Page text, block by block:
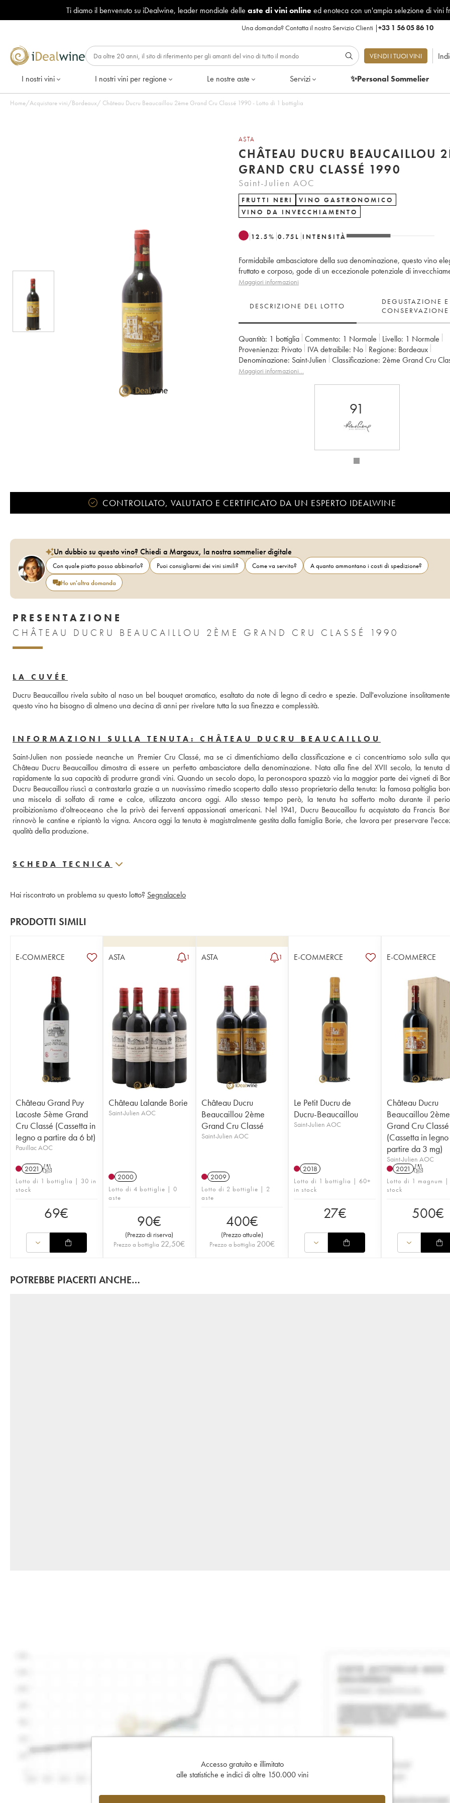
Ti diamo il benvenuto su iDealwine, leader mondiale delle aste di vini onlineed enoteca con un'ampia selezione di vini
Una domanda?Contatta il nostro Servizio Clienti |+33 1 56 05 86 10
VENDI I TUOI VINI
I nostri vini I nostri vini per regione Le nostre aste Servizi ✨Personal Sommelier
Home/Acquistare vini/Bordeaux/ Château Ducru Beaucaillou 2ème Grand Cru Classé 1990 - Lotto di 1 bottiglia
ASTA
CHÂTEAU DUCRU BEAUCAILLOU
GRAND CRU CLASSÉ 1990
Saint-Julien AOC
FRUTTI NERI
VINO GASTRONOMICO
VINO DA INVECCHIAMENTO
12.5% 0.75 L INTENSITÀ
Formidabile ambasciatore della sua denominazione, questo vino
fruttato e corposo, gode di un eccezionale potenziale di
Maggiori informazioni
DESCRIZIONE DEL LOTTO
DEGUSTAZIONE E
CONSERVAZIONE
Quantità: 1 bottiglia Commento: 1 Normale Livello: 1 Normale
Provenienza:
privato IVA detraibile: no Regione:
Bordeaux
Denominazione:
Saint-Julien Classificazione:
2ème Grand Cru
Proprietario: Famille Borie
Maggiori informazioni…
91
CONTROLLATO, VALUTATO E CERTIFICATO DA UN ESPERTO IDEALWINE
Un dubbio su questo vino? Chiedi a Margaux, la nostra sommelier digitale
Con quale piatto posso abbinarlo? Puoi consigliarmi dei vini simili? Come va servito?
A quanto ammontano i costi di spedizione?
Ho un'altra domanda
PRESENTAZIONE
CHÂTEAU DUCRU BEAUCAILLOU 2ÈME GRAND CRU CLASSÉ 1990
LA CUVÉE
Ducru Beaucaillou rivela subito al naso un bel bouquet aromatico, esaltato da note di legno di cedro e spezie. Dall'evoluzione
questo vino ha bisogno di almeno una decina di anni per rivelare tutta la sua finezza e complessità.
INFORMAZIONI SULLA TENUTA: CHÂTEAU DUCRU BEAUCAILLOU
Saint-Julien non possiede neanche un Premier Cru Classé, ma se ci dimentichiamo della classificazione e ci concentriamo solo sulla
Château Ducru Beaucaillou dimostra di essere un perfetto ambasciatore della denominazione. Nata alla fine del XVII secolo, la tenuta
rapidamente la sua capacità di produrre grandi vini. Quando un secolo dopo, la peronospora spazzò via la maggior parte dei vigneti di
Ducru Beaucaillou riuscì a contrastarla grazie a un nuovissimo rimedio scoperto dallo stesso proprietario della tenuta: la famosa poltiglia
una miscela di solfato di rame e calce, utilizzata ancora oggi. Allo stesso tempo però, la tenuta ha sofferto molto durante il
proibizionismo d’oltreoceano che la privò dei ferventi appassionati americani. Nel 1941, Ducru Beaucaillou fu acquistato da Francis
rinnovò le cantine e ripiantò la vigna. Ancora oggi la tenuta è magistralmente gestita dalla famiglia Borie, che lavora per preservare
qualità della produzione.
SCHEDA TECNICA
Hai riscontrato un problema su questo lotto? Segnalacelo
PRODOTTI SIMILI
E-COMMERCE
Château Grand Puy
Lacoste 5ème Grand
Cru Classé (Cassetta in
legno a partire da 6 bt)
Pauillac AOC
2021 T
Lotto di 1 bottiglia | 30 in
stock
69€
ASTA 1
Château Lalande Borie
Saint-Julien AOC
2000
Lotto di 4 bottiglie | 0
aste
90€
(Prezzo di riserva)
Prezzo a bottiglia 22,50€
ASTA 1
Château Ducru
Beaucaillou 2ème
Grand Cru Classé
Saint-Julien AOC
2009
Lotto di 2 bottiglie | 2
aste
400€
(Prezzo attuale)
Prezzo a bottiglia 200€
E-COMMERCE
Le Petit Ducru de
Ducru-Beaucaillou
Saint-Julien AOC
2018
Lotto di 1 bottiglia | 60+
in stock
27€
E-COMMERCE
Château Ducru
Beaucaillou 2ème
Grand Cru Classé
(Cassetta in
partire da 3 mg)
Saint-Julien AOC
2021 T
Lotto di 1 magnum |
stock
500€
POTREBBE PIACERTI ANCHE…
Accesso gratuito e illimitato
alle statistiche e indici di oltre 150.000 vini